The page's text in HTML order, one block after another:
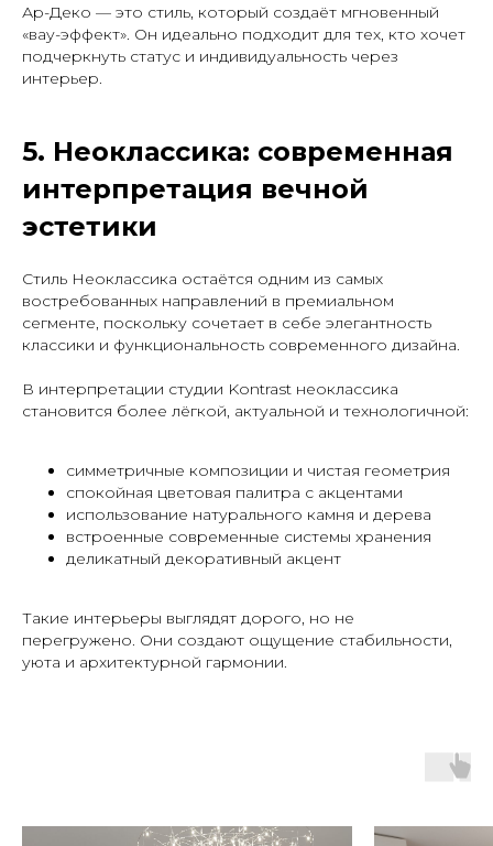
Ар-Деко — это стиль, который создаёт мгновенный
«вау-эффект». Он идеально подходит для тех, кто хочет
подчеркнуть статус и индивидуальность через
интерьер.
5. Неоклассика: современная
интерпретация вечной
эстетики
Стиль Неоклассика остаётся одним из самых
востребованных направлений в премиальном
сегменте, поскольку сочетает в себе элегантность
классики и функциональность современного дизайна.
В интерпретации студии Kontrast неоклассика
становится более лёгкой, актуальной и технологичной:
симметричные композиции и чистая геометрия
спокойная цветовая палитра с акцентами
использование натурального камня и дерева
встроенные современные системы хранения
деликатный декоративный акцент
Такие интерьеры выглядят дорого, но не
перегружено. Они создают ощущение стабильности,
уюта и архитектурной гармонии.